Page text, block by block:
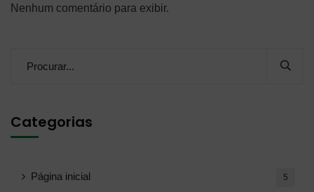
Nenhum comentário para exibir.
Categorias
Página inicial 5